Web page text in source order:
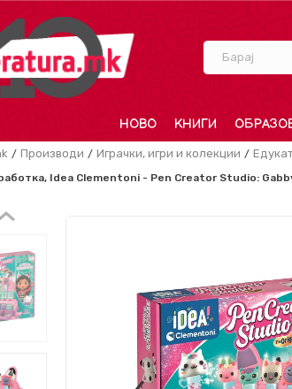
Барај
НОВО КНИГИ
Производи Играчки, игри и колекции
Idea Clementoni - Pen Creator Studio: